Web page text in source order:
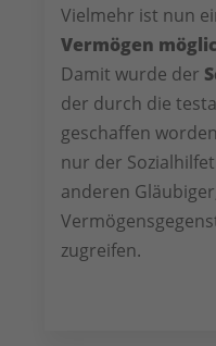
Vielmehr ist nun
Vermögen
Damit wurde der
der durch die
geschaffen
nur der
anderen
zugreifen.